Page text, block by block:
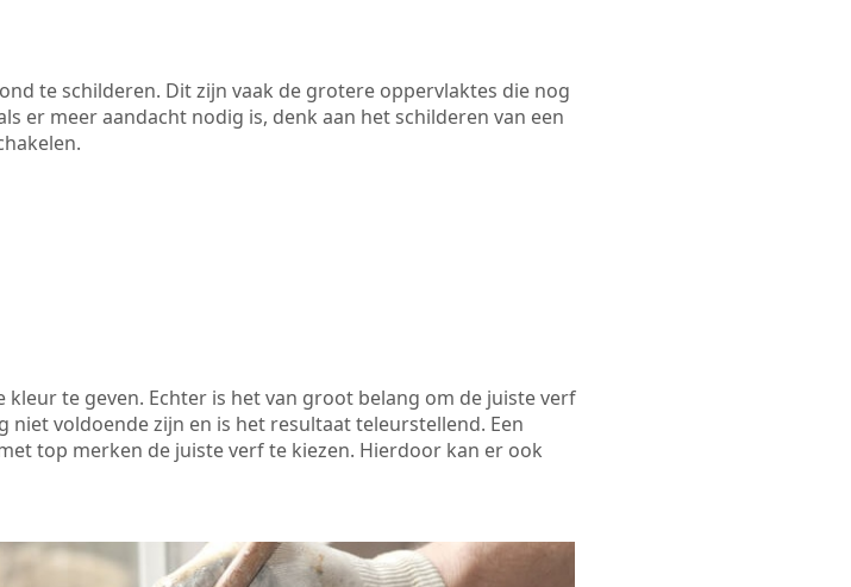
te schilderen. Dit zijn vaak de grotere oppervlaktes die nog
er meer aandacht nodig is, denk aan het schilderen van een
te geven. Echter is het van groot belang om de juiste verf
voldoende zijn en is het resultaat teleurstellend. Een
top merken de juiste verf te kiezen. Hierdoor kan er ook